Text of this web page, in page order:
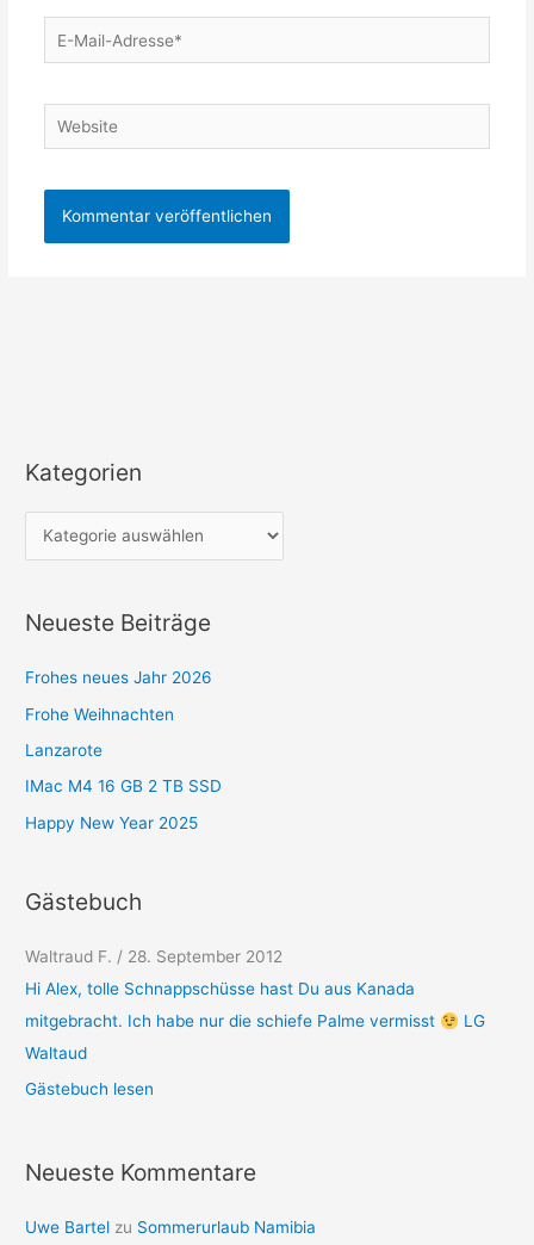
E-
Mail-
Website
Kategorien
K
e
o
n
Neueste Beiträge
Frohes neues Jahr 2026
Frohe Weihnachten
Lanzarote
IMac M4 16 GB 2 TB SSD
Happy New Year 2025
Gästebuch
Waltraud F. / 28. September 2012
Hi Alex, tolle Schnappschüsse hast Du aus Kanada
mitgebracht. Ich habe nur die schiefe Palme vermisst
LG
Waltaud
Gästebuch lesen
Neueste Kommentare
Uwe Bartel zu Sommerurlaub Namibia